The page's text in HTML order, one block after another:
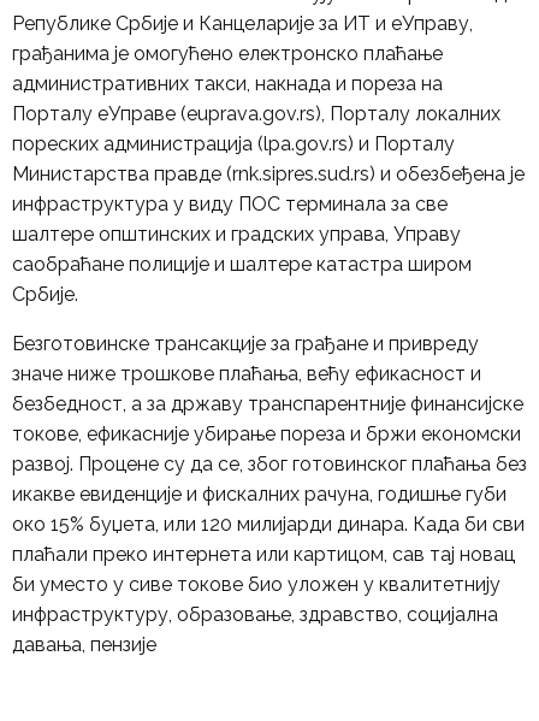
Републике Србије и Канцеларије за ИТ и еУправу,
грађанима је омогућено електронско плаћање
административних такси, накнада и пореза на
Порталу еУправе (euprava.gov.rs), Порталу локалних
пореских администрација (lpa.gov.rs) и Порталу
Министарства правде (rnk.sipres.sud.rs) и обезбеђена је
инфраструктура у виду ПОС терминала за све
шалтере општинских и градских управа, Управу
саобраћане полиције и шалтере катастра широм
Србије.
Безготовинске трансакције за грађане и привреду
значе ниже трошкове плаћања, већу ефикасност и
безбедност, а за државу транспарентније финансијске
токове, ефикасније убирање пореза и бржи економски
развој. Процене су да се, због готовинског плаћања без
икакве евиденције и фискалних рачуна, годишње губи
око 15% буџета, или 120 милијарди динара. Када би сви
плаћали преко интернета или картицом, сав тај новац
би уместо у сиве токове био уложен у квалитетнију
инфраструктуру, образовање, здравство, социјална
давања, пензије